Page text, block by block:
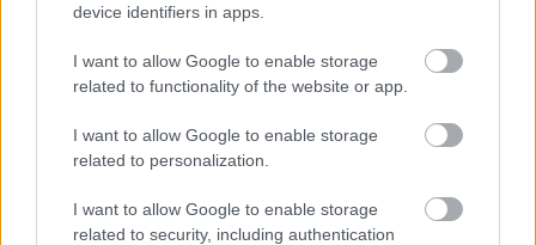
device identifiers in apps.
I want to allow Google to enable storage
related to functionality of the website or app.
I want to allow Google to enable storage
related to personalization.
I want to allow Google to enable storage
related to security, including authentication